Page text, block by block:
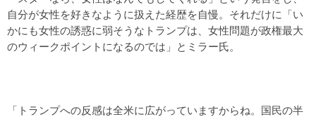
自分が女性を好きなように扱えた経歴を自慢。それだけに「い
かにも女性の誘惑に弱そうなトランプは、女性問題が政権最大
のウィークポイントになるのでは」とミラー氏。
「トランプへの反感は全米に広がっていますからね。国民の半